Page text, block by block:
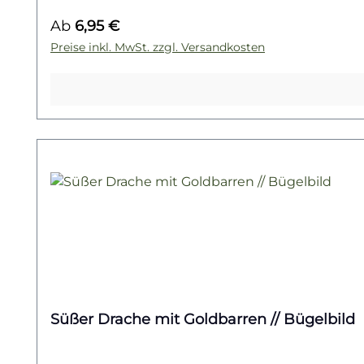
mit deinem neuen Lieblingsmotiv abheben!Du
wirf einen Blick auf unsere Fantasy-Kollektion
Regulärer Preis:
Ab 6,95 €
Preise inkl. MwSt. zzgl. Versandkosten
Süßer Drache mit Goldbarren // Bügelbild